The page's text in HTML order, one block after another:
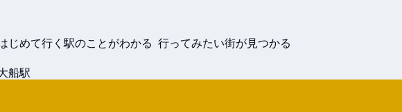
じめて行く駅のことがわかる 行ってみたい街が見つかる
船駅